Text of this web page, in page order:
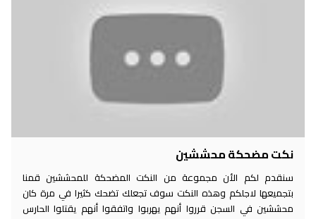
نكت مضحكة محششين
سنقدم لكم الأن مجموعة من النكت المضحكة للمحششين قمنا
بتجميعها لاجلكم وهذه النكت سوف تجعلك تضحك كثيرا في مرة كان
محششين في السجن قرروا أنهم يهربوا واتفقوا أنهم يقتلوا الحارس